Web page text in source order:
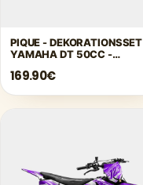
PIQUE - DEKORATIONSSET
YAMAHA DT 50CC -
169.90€